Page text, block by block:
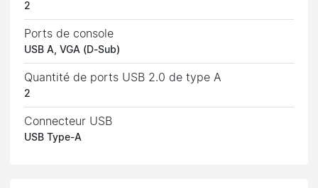
2
Ports de console
USB A, VGA (D-Sub)
Quantité de ports USB 2.0 de type A
2
Connecteur USB
USB Type-A